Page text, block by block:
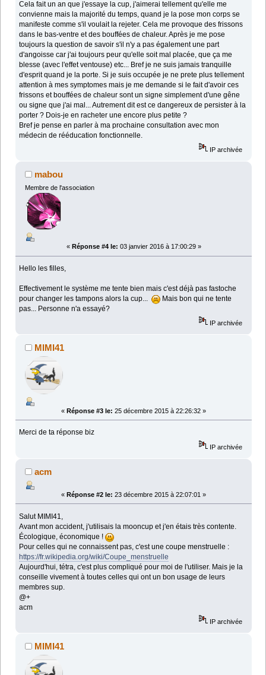
Cela fait un an que j'essaye la cup, j'aimerai tellement qu'elle me
convienne mais la majorité du temps, quand je la pose mon corps se
manifeste comme s'il voulait la rejeter. Cela me provoque des frissons
dans le bas-ventre et des bouffées de chaleur. Après je me pose
toujours la question de savoir s'il n'y a pas également une part
d'angoisse car j'ai toujours peur qu'elle soit mal placée, que ça me
blesse (avec l'effet ventouse) etc... Bref je ne suis jamais tranquille
d'esprit quand je la porte. Si je suis occupée je ne prete plus tellement
attention à mes symptomes mais je me demande si le fait d'avoir ces
frissons et bouffées de chaleur sont un signe simplement d'une gêne
ou signe que j'ai mal... Autrement dit est ce dangereux de persister à la
porter ? Dois-je en racheter une encore plus petite ?
Bref je pense en parler à ma prochaine consultation avec mon
médecin de rééducation fonctionnelle.
IP archivée
mabou
Membre de l'association
« Réponse #4 le: 03 janvier 2016 à 17:00:29 »
Hello les filles,
Effectivement le système me tente bien mais c'est déjà pas fastoche
pour changer les tampons alors la cup...
Mais bon qui ne tente
pas... Personne n'a essayé?
IP archivée
MIMI41
« Réponse #3 le: 25 décembre 2015 à 22:26:32 »
Merci de ta réponse biz
IP archivée
acm
« Réponse #2 le: 23 décembre 2015 à 22:07:01 »
Salut MIMI41,
Avant mon accident, j'utilisais la mooncup et j'en étais très contente.
Écologique, économique !
Pour celles qui ne connaissent pas, c'est une coupe menstruelle :
https://fr.wikipedia.org/wiki/Coupe_menstruelle
Aujourd'hui, tétra, c'est plus compliqué pour moi de l'utiliser. Mais je la
conseille vivement à toutes celles qui ont un bon usage de leurs
membres sup.
@+
acm
IP archivée
MIMI41